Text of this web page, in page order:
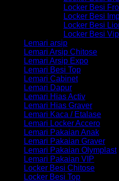
Locker Besi
Locker Besi
Locker Besi
Locker Besi Vip
Lemari arsip
Lemari Arsip Chitose
Lemari Arsip Expo
Lemari Besi Top
Lemari Cabinet
Lemari Dapur
Lemari Hias Activ
Lemari Hias Graver
Lemari Kaca / Etalase
Lemari Locker Accero
Lemari Pakaian Anak
Lemari Pakaian Graver
Lemari Pakaian Olymplast
Lemari Pakaian VIP
Locker Besi Chitose
Locker Besi Top